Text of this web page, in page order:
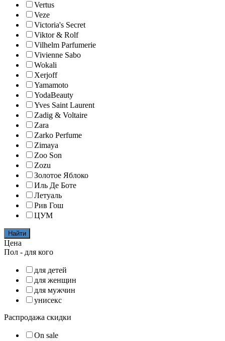
Vertus
Veze
Victoria's Secret
Viktor & Rolf
Vilhelm Parfumerie
Vivienne Sabo
Wokali
Xerjoff
Yamamoto
YodaBeauty
Yves Saint Laurent
Zadig & Voltaire
Zara
Zarko Perfume
Zimaya
Zoo Son
Zozu
Золотое Яблоко
Иль Де Боте
Летуаль
Рив Гош
ЦУМ
Найти
Цена
Пол - для кого
для детей
для женщин
для мужчин
унисекс
Распродажа скидки
On sale